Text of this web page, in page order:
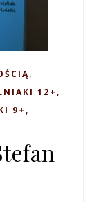
,
12+ ,
9+ ,